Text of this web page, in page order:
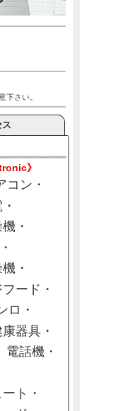
下さい。
ス
》
コン
機
機
ード
ロ
康器具
電話機
ト